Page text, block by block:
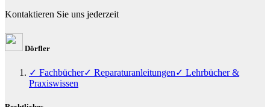
Kontaktieren Sie uns jederzeit
Dörfler
✓ Fachbücher✓ Reparaturanleitungen✓ Lehrbücher &
Praxiswissen